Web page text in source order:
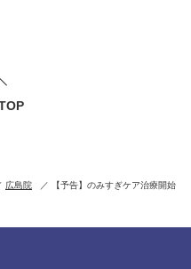
広島院
【予告】のみすぎケア治療開始